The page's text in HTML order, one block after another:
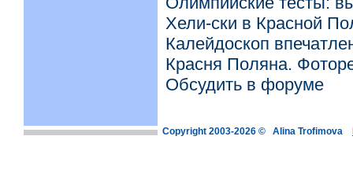
Хели-ски в Красной
Калейдоскоп
Красня Поляна.
Обсудить в форуме
Copyright 2003-2026 © Alina Trofimova